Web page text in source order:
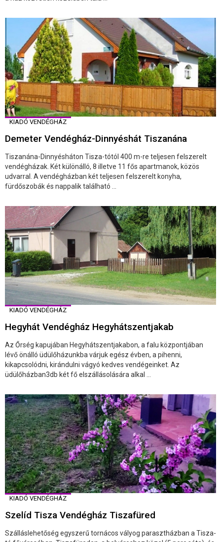
KIADÓ VENDÉGHÁZ
Demeter Vendégház-Dinnyéshát Tiszanána
Tiszanána-Dinnyésháton Tisza-tótól 400 m-re teljesen felszerelt
vendégházak. Két különálló, 8 illetve 11 fős apartmanok, közös
udvarral. A vendégházban két teljesen felszerelt konyha,
fürdőszobák és nappalik található ...
KIADÓ VENDÉGHÁZ
Hegyhát Vendégház Hegyhátszentjakab
Az Őrség kapujában Hegyhátszentjakabon, a falu központjában
lévő önálló üdülőházunkba várjuk egész évben, a pihenni,
kikapcsolódni, kirándulni vágyó kedves vendégeinket. Az
üdülőházban3db két fő elszállásolására alkal ...
KIADÓ VENDÉGHÁZ
Szelíd Tisza Vendégház Tiszafüred
Szálláslehetőség egyszerű tornácos vályog parasztházban a Tisza-